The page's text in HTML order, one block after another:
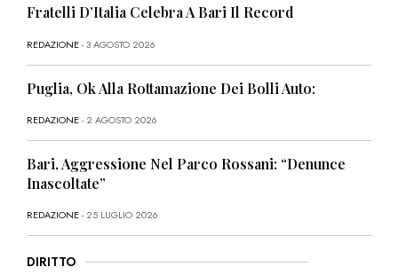
Fratelli D’Italia Celebra A Bari Il Record
REDAZIONE- 3 AGOSTO 2026
Puglia, Ok Alla Rottamazione Dei Bolli Auto:
REDAZIONE- 2 AGOSTO 2026
Bari, Aggressione Nel Parco Rossani: “Denunce
Inascoltate”
REDAZIONE- 25 LUGLIO 2026
DIRITTO